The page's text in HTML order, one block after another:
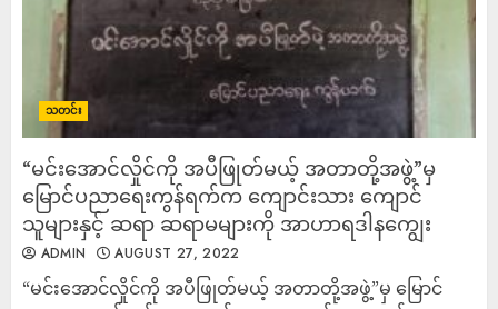
သတင်း
“မင်းအောင်လှိုင်ကို အပီဖြုတ်မယ့် အတာတို့အဖွဲ့”မှ
မြောင်ပညာရေးကွန်ရက်က ကျောင်းသား ကျောင်
သူများနှင့် ဆရာ ဆရာမများကို အာဟာရဒါနကျွေး
ADMIN AUGUST 27, 2022
“မင်းအောင်လှိုင်ကို အပီဖြုတ်မယ့် အတာတို့အဖွဲ့”မှ မြောင်